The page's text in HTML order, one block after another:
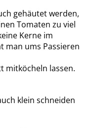
gehäutet werden,
Tomaten zu viel
Kerne im
man ums Passieren
mitköcheln lassen.
klein schneiden